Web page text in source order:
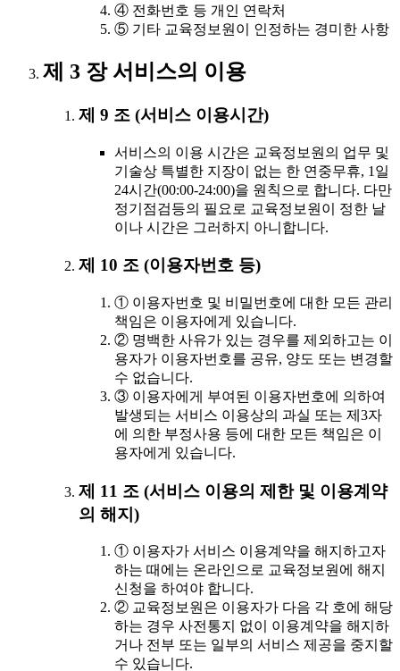
④ 전화번호 등 개인 연락처
⑤ 기타 교육정보원이 인정하는 경미한 사항
제 3 장 서비스의 이용
제 9 조 (서비스 이용시간)
서비스의 이용 시간은 교육정보원의 업무 및
기술상 특별한 지장이 없는 한 연중무휴, 1일
24시간(00:00-24:00)을 원칙으로 합니다. 다만
정기점검등의 필요로 교육정보원이 정한 날
이나 시간은 그러하지 아니합니다.
제 10 조 (이용자번호 등)
① 이용자번호 및 비밀번호에 대한 모든 관리
책임은 이용자에게 있습니다.
② 명백한 사유가 있는 경우를 제외하고는 이
용자가 이용자번호를 공유, 양도 또는 변경할
수 없습니다.
③ 이용자에게 부여된 이용자번호에 의하여
발생되는 서비스 이용상의 과실 또는 제3자
에 의한 부정사용 등에 대한 모든 책임은 이
용자에게 있습니다.
제 11 조 (서비스 이용의 제한 및 이용계약
의 해지)
① 이용자가 서비스 이용계약을 해지하고자
하는 때에는 온라인으로 교육정보원에 해지
신청을 하여야 합니다.
② 교육정보원은 이용자가 다음 각 호에 해당
하는 경우 사전통지 없이 이용계약을 해지하
거나 전부 또는 일부의 서비스 제공을 중지할
수 있습니다.